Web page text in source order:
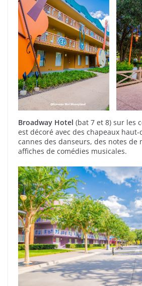
Broadway Hotel (bat 7 et 8) sur les
est décoré avec des chapeaux
cannes des danseurs, des notes de
affiches de comédies musicales.